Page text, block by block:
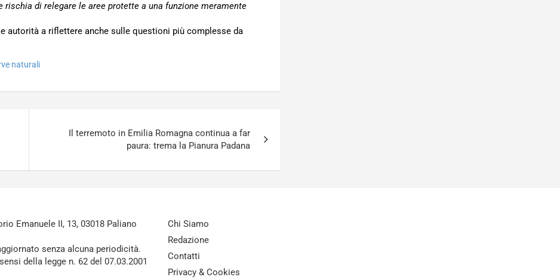
di relegare le aree protette a una funzione meramente
autorità a riflettere anche sulle questioni più complesse da
naturali
Il terremoto in Emilia Romagna continua a far
paura: trema la Pianura Padana
Emanuele II, 13, 03018 Paliano
senza alcuna periodicità.
della legge n. 62 del 07.03.2001
Chi Siamo
Redazione
Contatti
Privacy & Cookies